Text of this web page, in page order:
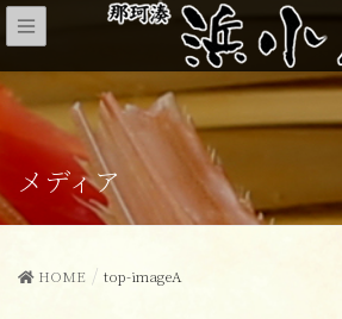
メディア
HOME top-imageA